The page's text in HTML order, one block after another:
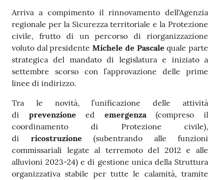
Arriva a compimento il rinnovamento dell'Agenzia
regionale per la Sicurezza territoriale e la Protezione
civile, frutto di un percorso di riorganizzazione
voluto dal presidenteMichele de Pascale quale parte
strategica del mandato di legislatura e iniziato a
settembre scorso con l’approvazione delle prime
linee di indirizzo.
Tra le novità, l’unificazione delle attività
di prevenzione ed emergenza(compreso il
coordinamento di Protezione civile),
di ricostruzione (subentrando alle funzioni
commissariali legate al terremoto del 2012 e alle
alluvioni 2023-24) e di gestione unica della Struttura
organizzativa stabile per tutte le calamità, tramite